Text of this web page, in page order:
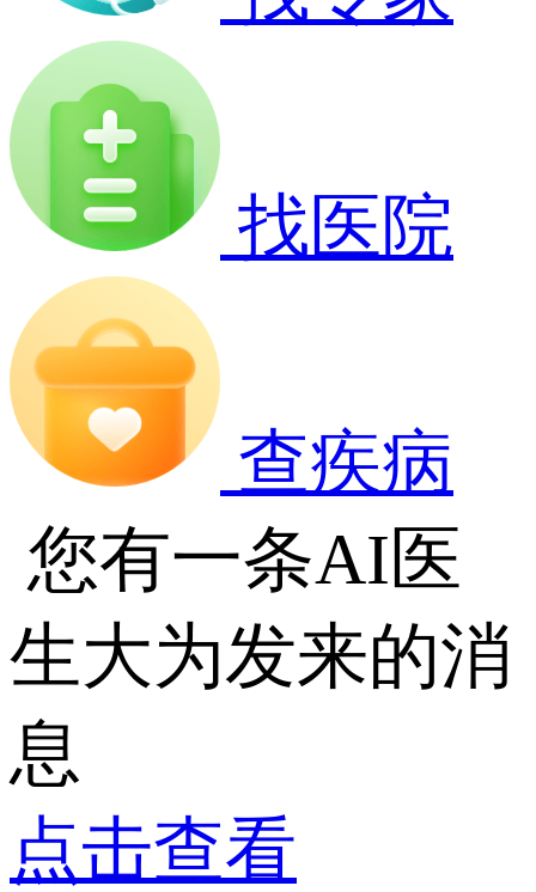
找医院
查疾病
您有一条AI医
生大为发来的消
息
点击查看